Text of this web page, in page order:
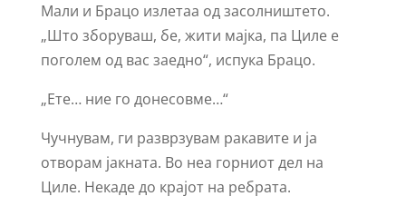
Мали и Брацо излетаа од засолништето.
„Што зборуваш, бе, жити мајка, па Циле е
поголем од вас заедно“, испука Брацо.
„Ете… ние го донесовме…“
Чучнувам, ги разврзувам ракавите и ја
отворам јакната. Во неа горниот дел на
Циле. Некаде до крајот на ребрата.